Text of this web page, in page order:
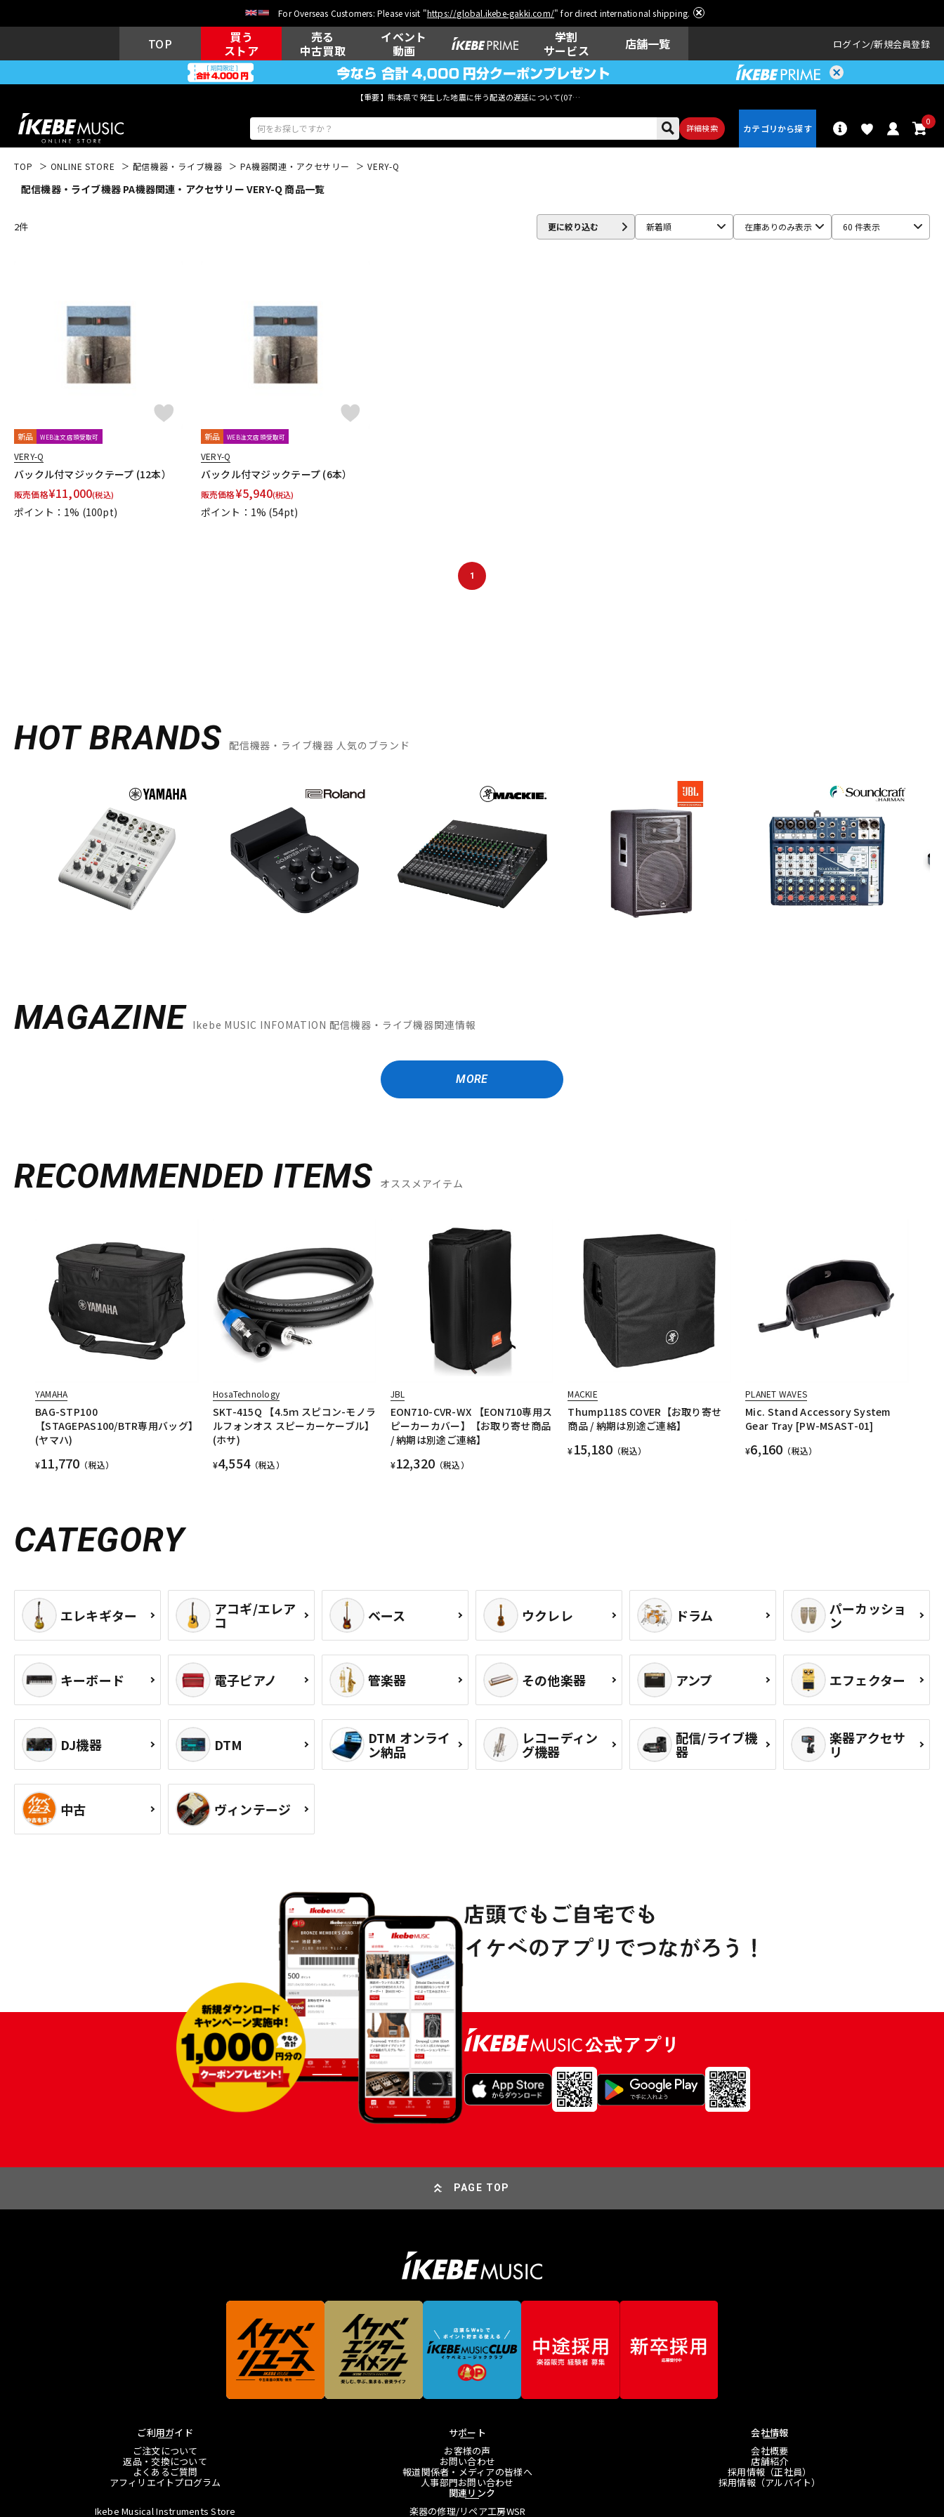
For Overseas Customers: Please visit "https://global.ikebe-gakki.com/" for direct international shipping.
TOP
買う
ストア
売る
中古買取
イベント
動画
学割
サービス
店舗一覧 ログイン 新規会員登録
【重要】熊本県で発生した地震に伴う配送の遅延について(07月29日
詳細検索
0
アコギ/エレ
DJ機器 DTM
TOP ONLINE STORE 配信機器・ライブ機器 PA機器関連・アクセサリー VERY-Q
配信機器・ライブ機器 PA機器関連・アクセサリー VERY-Q 商品一覧
2件 更に絞り込む 新着順 在庫ありのみ表示 60 件表示
新品 WEB注文店頭受取可
VERY-Q
バックル付マジックテープ (12本）
販売価格¥11,000(税込)
ポイント：1% (100pt)
新品 WEB注文店頭受取可
VERY-Q
バックル付マジックテープ (6本）
販売価格¥5,940(税込)
ポイント：1% (54pt)
1
HOT BRANDS 配信機器・ライブ機器 人気のブランド
MAGAZINE Ikebe MUSIC INFOMATION 配信機器・ライブ機器関連情報
MORE
RECOMMENDED ITEMS オススメアイテム
YAMAHA
BAG-STP100
【STAGEPAS100/BTR専用バッグ】
(ヤマハ)
¥11,770 （税込）
HosaTechnology
SKT-415Q 【4.5ｍ スピコン-モノラ
ルフォンオス スピーカーケーブル】
(ホサ)
¥4,554（税込）
JBL
EON710-CVR-WX 【EON710専用ス
ピーカーカバー】【お取り寄せ商品
/ 納期は別途ご連絡】
¥12,320 （税込）
MACKIE
Thump118S COVER【お取り寄せ
商品 / 納期は別途ご連絡】
¥15,180（税込）
PLANET WAVES
Mic. Stand Accessory System
Gear Tray [PW-MSAST-01]
¥6,160 （税込）
CATEGORY
エレキギター アコギ/エレア
コ ベース ウクレレ ドラム パーカッショ
ン
キーボード 電子ピアノ 管楽器 その他楽器 アンプ エフェクター
DJ機器 DTM DTM オンライ
ン納品
レコーディン
グ機器
配信/ライブ機
器
楽器アクセサ
リ
中古 ヴィンテージ
PAGE TOP
ご利用ガイド
ご注文について
返品・交換について
よくあるご質問
アフィリエイトプログラム
サポート
お客様の声
お問い合わせ
報道関係者・メディアの皆様へ
人事部門お問い合わせ
会社情報
会社概要
店舗紹介
採用情報（正社員）
採用情報（アルバイト）
関連リンク
Ikebe Musical Instruments Store
楽器の修理/リペア工房WSR